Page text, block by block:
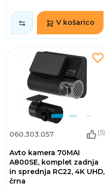
V košarico
060.303.057 (5)
Avto kamera 70MAI
A800SE, komplet zadnja
in sprednja RC22, 4K UHD,
črna